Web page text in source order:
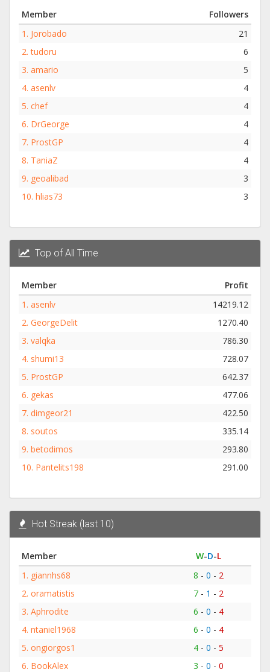
Member
Followers
1. Jorobado
21
2.tudoru
6
3. amario
5
4. asenlv
4
5. chef
4
6. DrGeorge
4
7. ProstGP
4
8. TaniaZ
4
9. geoalibad
3
10. hlias73 3
Top of All Time
Member
Profit
1. asenlv
14219.12
2. GeorgeDelit
1270.40
3. valqka
786.30
4. shumi13
728.07
5. ProstGP
642.37
6. gekas
477.06
7. dimgeor21
422.50
8. soutos
335.14
9. betodimos
293.80
10. Pantelits198 291.00
Hot Streak (last 10)
Member W-D-L
1. giannhs68 8 - 0 - 2
2. oramatistis 7- 1 - 2
3. Aphrodite 6 - 0 - 4
4. ntaniel1968 6 - 0 - 4
5. ongiorgos1 4- 0 - 5
6. BookAlex 3 - 0 - 0